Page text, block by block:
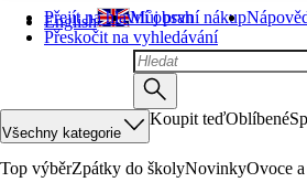
Přejít na hlavní obsah
Přeskočit na vyhledávání
English Můj první nákup
Všechny kategorie
Koupit teďOblíbené
Top výběrZpátky do školyNovinkyOvoce